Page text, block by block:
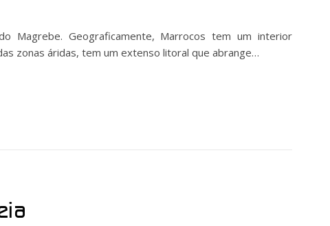
Geograficamente, Marrocos tem um interior
zonas áridas, tem um extenso litoral que abrange…